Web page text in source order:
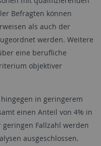
Befragten können
als auch der
werden. Weitere
eine berufliche
objektiver
in geringerem
einen Anteil von 4% in
Fallzahl werden
ausgeschlossen.